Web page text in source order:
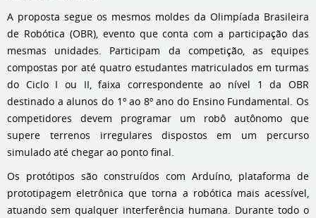
A proposta segue os mesmos moldes da Olimpíada Brasileira
de Robótica (OBR), evento que conta com a participação das
mesmas unidades. Participam da competição, as equipes
compostas por até quatro estudantes matriculados em turmas
do Ciclo I ou II, faixa correspondente ao nível 1 da OBR
destinado a alunos do 1º ao 8º ano do Ensino Fundamental. Os
competidores devem programar um robô autônomo que
supere terrenos irregulares dispostos em um percurso
simulado até chegar ao ponto final.
Os protótipos são construídos com Arduíno, plataforma de
prototipagem eletrônica que torna a robótica mais acessível,
atuando sem qualquer interferência humana. Durante todo o